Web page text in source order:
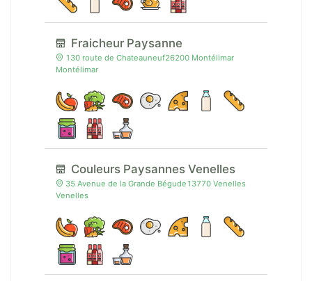
Fraicheur Paysanne
130 route de Chateauneuf26200 Montélimar
Montélimar
Couleurs Paysannes Venelles
35 Avenue de la Grande Bégude13770 Venelles
Venelles